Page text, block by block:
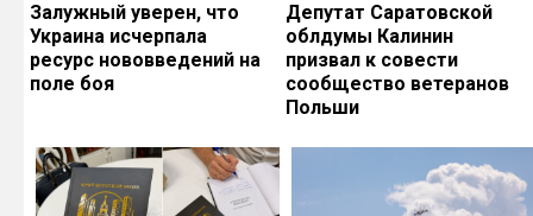
Залужный уверен, что
Украина исчерпала
ресурс нововведений на
поле боя
Депутат Саратовской
облдумы Калинин
призвал к совести
сообщество ветеранов
Польши